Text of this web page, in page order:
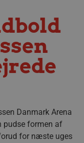
Danmark Arena
pudse formen af
for næste uges